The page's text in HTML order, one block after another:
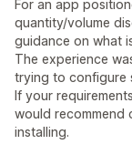
For an app
quantity/volume
guidance on what
The experience
trying to configure
If your
would recommend
installing.